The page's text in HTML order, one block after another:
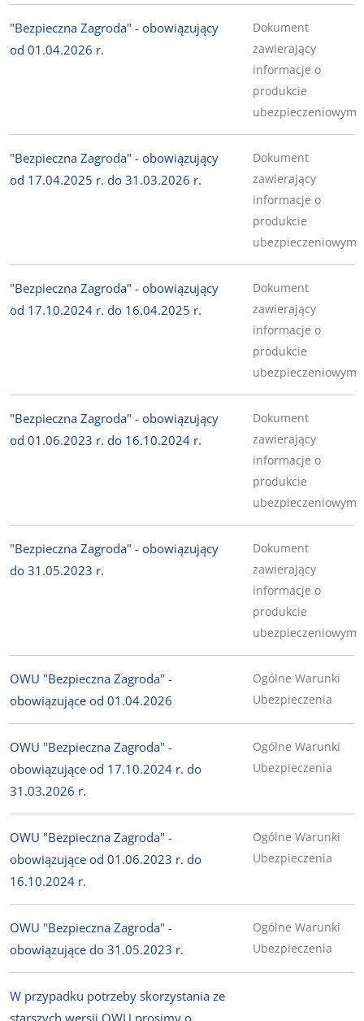
"Bezpieczna Zagroda" - obowiązujący
od 01.04.2026 r.
Dokument
zawierający
informacje o
produkcie
ubezpieczeniowym
"Bezpieczna Zagroda" - obowiązujący
od 17.04.2025 r. do 31.03.2026 r.
Dokument
zawierający
informacje o
produkcie
ubezpieczeniowym
"Bezpieczna Zagroda" - obowiązujący
od 17.10.2024 r. do 16.04.2025 r.
Dokument
zawierający
informacje o
produkcie
ubezpieczeniowym
"Bezpieczna Zagroda" - obowiązujący
od 01.06.2023 r. do 16.10.2024 r.
Dokument
zawierający
informacje o
produkcie
ubezpieczeniowym
"Bezpieczna Zagroda" - obowiązujący
do 31.05.2023 r.
Dokument
zawierający
informacje o
produkcie
ubezpieczeniowym
OWU "Bezpieczna Zagroda" -
obowiązujące od 01.04.2026
Ogólne Warunki
Ubezpieczenia
OWU "Bezpieczna Zagroda" -
obowiązujące od 17.10.2024 r. do
31.03.2026 r.
Ogólne Warunki
Ubezpieczenia
OWU "Bezpieczna Zagroda" -
obowiązujące od 01.06.2023 r. do
16.10.2024 r.
Ogólne Warunki
Ubezpieczenia
OWU "Bezpieczna Zagroda" -
obowiązujące do 31.05.2023 r.
Ogólne Warunki
Ubezpieczenia
W przypadku potrzeby skorzystania ze